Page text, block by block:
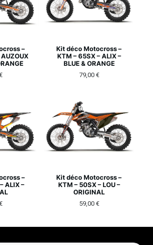
–
Kit déco Motocross –
KTM – 65SX – ALIX –
BLUE & ORANGE
79,00 €
–
ALIX –
Kit déco Motocross –
KTM – 50SX – LOU –
ORIGINAL
59,00 €